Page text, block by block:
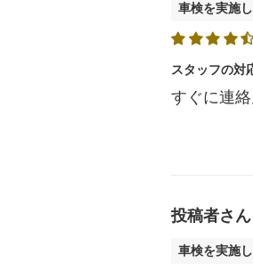
車検を実施
スタッフの対
すぐに連
投稿者さん
車検を実施